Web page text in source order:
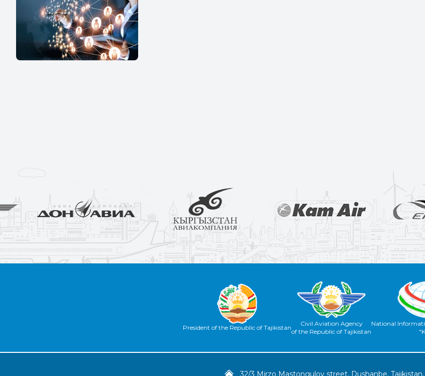
President of the Republic of Tajikistan
Civil Aviation Agency
of the Republic of Tajikistan
National
32/3 Mirzo Mastongulov street, Dushanbe, Tajikistan,